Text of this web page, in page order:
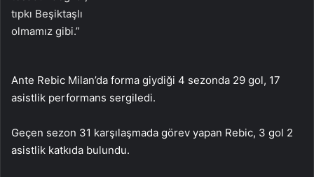
Ante Rebic Milan’da forma giydiği 4 sezonda 29 gol, 17
asistlik performans sergiledi.
Geçen sezon 31 karşılaşmada görev yapan Rebic, 3 gol 2
asistlik katkıda bulundu.